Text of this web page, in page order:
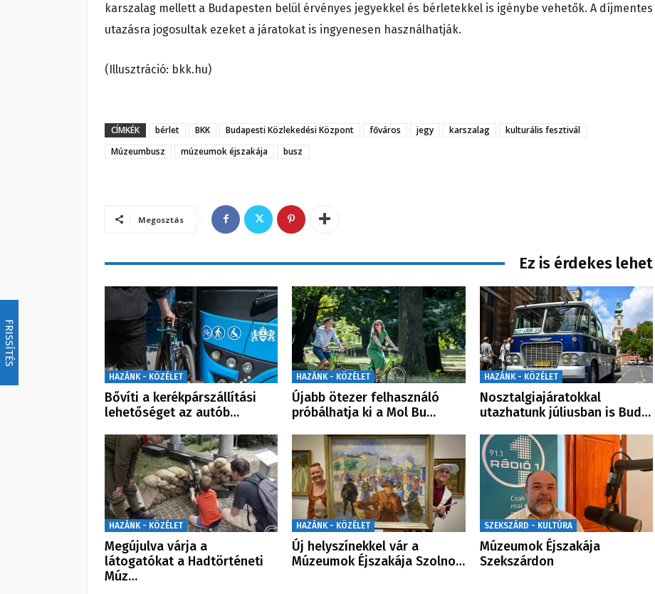
FRISSÍTÉS
karszalag mellett a Budapesten belül érvényes jegyekkel és bérletekkel is igénybe vehetők. A díjmentes
utazásra jogosultak ezeket a járatokat is ingyenesen használhatják.
(Illusztráció: bkk.hu)
CÍMKÉK bérlet BKK Budapesti Közlekedési Központ főváros jegy karszalag
kulturális fesztivál
Múzeumbusz
múzeumok éjszakája busz
Megosztás
Ez is érdekes lehet
HAZÁNK - KÖZÉLET
Bővíti a kerékpárszállítási
lehetőséget az autób…
HAZÁNK - KÖZÉLET
Újabb ötezer felhasználó
próbálhatja ki a Mol Bu…
HAZÁNK - KÖZÉLET
Nosztalgiajáratokkal
utazhatunk júliusban is Bud…
HAZÁNK - KÖZÉLET
Megújulva várja a
látogatókat a Hadtörténeti
Múz…
HAZÁNK - KÖZÉLET
Új helyszínekkel vár a
Múzeumok Éjszakája Szolno…
SZEKSZÁRD - KULTÚRA
Múzeumok Éjszakája
Szekszárdon